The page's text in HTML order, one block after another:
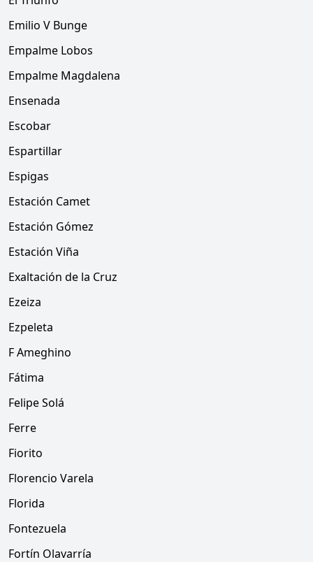
Emilio V Bunge
Empalme Lobos
Empalme Magdalena
Ensenada
Escobar
Espartillar
Espigas
Estación Camet
Estación Gómez
Estación Viña
Exaltación de la Cruz
Ezeiza
Ezpeleta
F Ameghino
Fátima
Felipe Solá
Ferre
Fiorito
Florencio Varela
Florida
Fontezuela
Fortín Olavarría